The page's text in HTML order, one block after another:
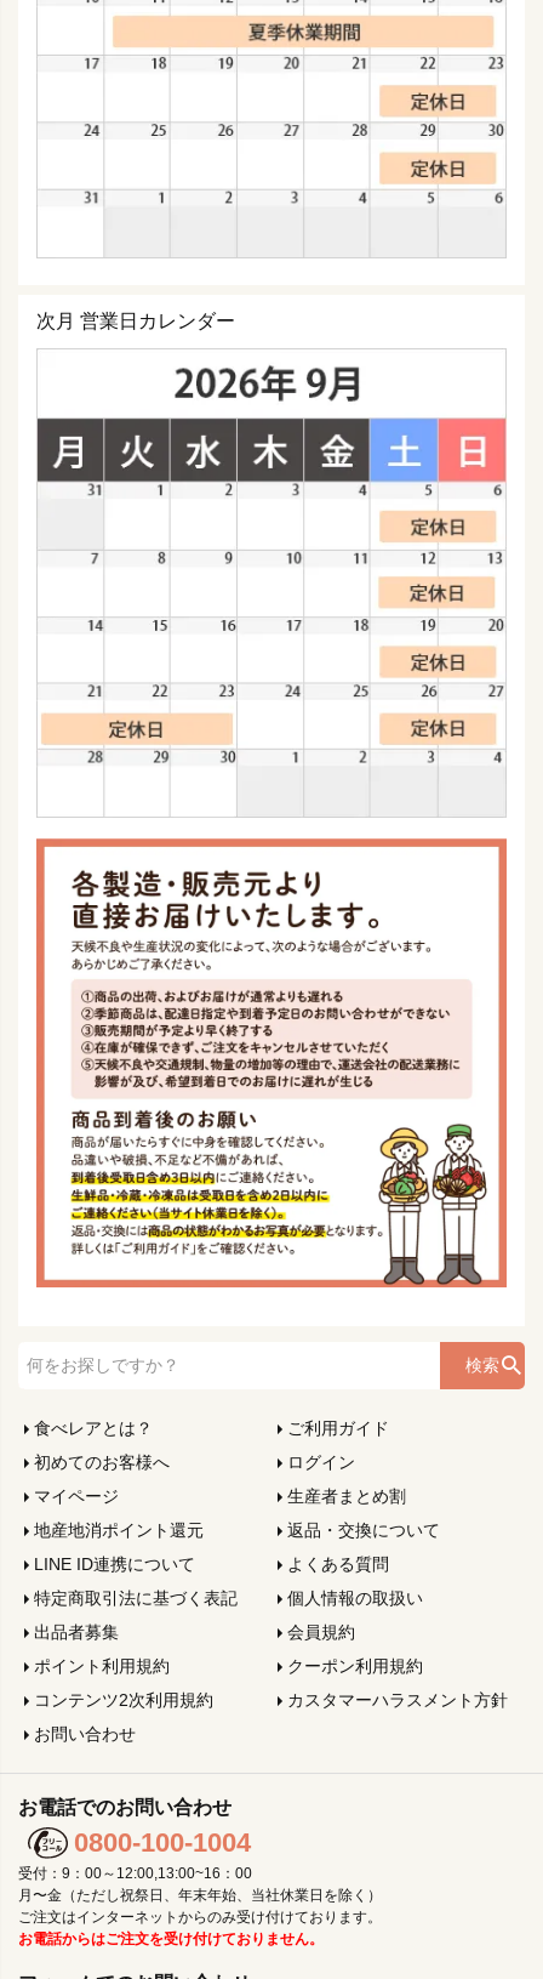
次月 営業日カレンダー
検索
食べレアとは？
ご利用ガイド
初めてのお客様へ
ログイン
マイページ
生産者まとめ割
地産地消ポイント還元
返品・交換について
LINE ID連携について
よくある質問
特定商取引法に基づく表記
個人情報の取扱い
出品者募集
会員規約
ポイント利用規約
クーポン利用規約
コンテンツ2次利用規約
カスタマーハラスメント方針
お問い合わせ
お電話でのお問い合わせ
0800-100-1004
受付：9：00～12:00,13:00~16：00
月〜金（ただし祝祭日、年末年始、当社休業日を除く）
ご注文はインターネットからのみ受け付けております。
お電話からはご注文を受け付けておりません。